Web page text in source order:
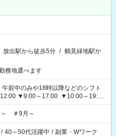
放出駅から徒歩5分 / 鶴見緑地駅か
務地選べます
午前中のみや18時以降などのシフト
▼9:00～17:00 ▼10:00～19:00
～ ＃9月～
/ 40～50代活躍中 / 副業・Wワーク